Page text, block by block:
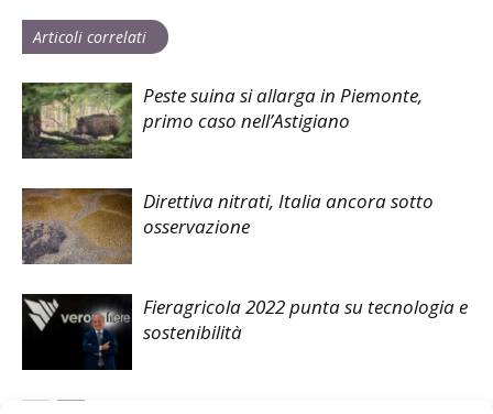
Articoli correlati
Peste suina si allarga in Piemonte,
primo caso nell’Astigiano
Direttiva nitrati, Italia ancora sotto
osservazione
Fieragricola 2022 punta su tecnologia e
sostenibilità